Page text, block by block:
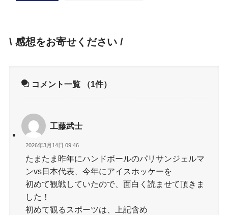
\ 感想をお寄せください /
コメント一覧 （1件）
工藤武士
2026年3月14日 09:46
たまたま昨年にハンドボールのパリサンジェルマ
ンvs日本代表、今年にアイスホッケーを
初めて観戦していたので、面白く読ませて頂きま
した！
初めて観るスポーツは、上記含め